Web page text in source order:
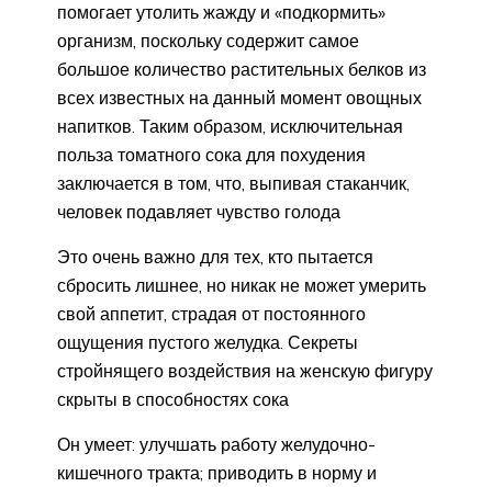
помогает утолить жажду и «подкормить»
организм, поскольку содержит самое
большое количество растительных белков из
всех известных на данный момент овощных
напитков. Таким образом, исключительная
польза томатного сока для похудения
заключается в том, что, выпивая стаканчик,
человек подавляет чувство голода
Это очень важно для тех, кто пытается
сбросить лишнее, но никак не может умерить
свой аппетит, страдая от постоянного
ощущения пустого желудка. Секреты
стройнящего воздействия на женскую фигуру
скрыты в способностях сока
Он умеет: улучшать работу желудочно-
кишечного тракта; приводить в норму и